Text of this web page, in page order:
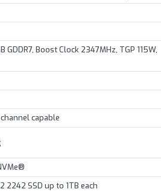
GDDR7, Boost Clock 2347MHz, TGP 115W,
capable
2242 SSD up to 1TB each